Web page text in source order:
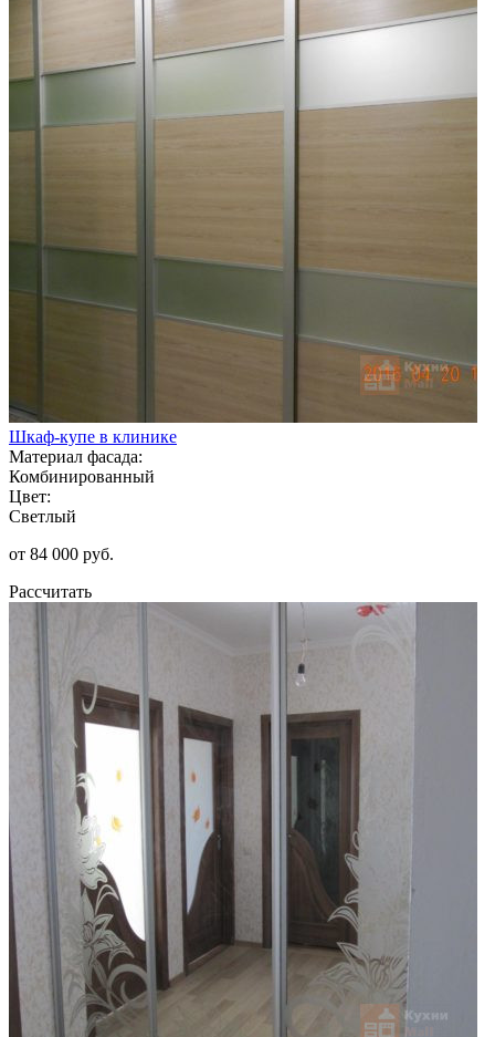
Шкаф-купе в клинике
Материал фасада:
Комбинированный
Цвет:
Светлый
от 84 000 руб.
Рассчитать